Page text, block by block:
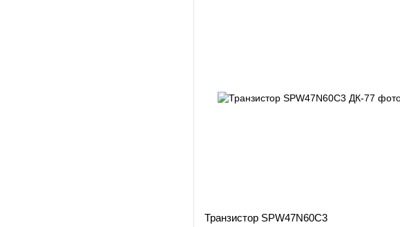
Транзистор SPW47N60С3